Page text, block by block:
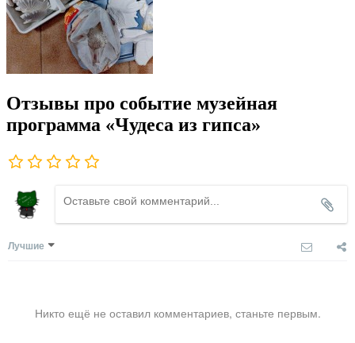
Отзывы про событие музейная
программа «Чудеса из гипса»
Лучшие
Никто ещё не оставил комментариев, станьте первым.